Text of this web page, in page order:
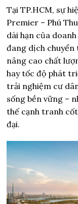
Tại TP.HCM, sự
Premier – Phú
dài hạn của
đang dịch chuyển
nâng cao chất
hay tốc độ phát
trải nghiệm cư
sống bền vững –
thế cạnh tranh
đại.